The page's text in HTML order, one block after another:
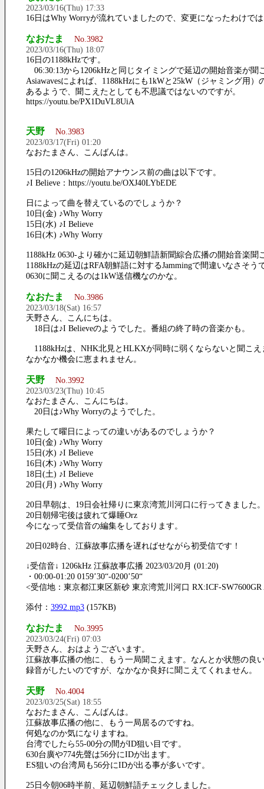
2023/03/16(Thu) 17:33
16日はWhy Worryが流れていましたので、変更になったわけで
なおたま
No.3982
2023/03/16(Thu) 18:07
16日の1188kHzです。
06:30:13から1206kHzと同じタイミングで延辺の開始音楽が聞
Asiawavesによれば、1188kHzにも1kWと25kW（ジャミング用）
あるようで、聞こえたとしても不思議ではないのですが。
https://youtu.be/PX1DuVL8UiA
天野
No.3983
2023/03/17(Fri) 01:20
なおたまさん、こんばんは。
15日の1206kHzの開始アナウンス前の曲は以下です。
♪I Believe：https://youtu.be/OXJ40LYbEDE
日によって曲を替えているのでしょうか？
10日(金) ♪Why Worry
15日(水) ♪I Believe
16日(木) ♪Why Worry
1188kHz 0630-より確かに延辺朝鮮語新聞綜合広播の開始音楽聞
1188kHzの延辺はRFA朝鮮語に対するJammingで間違いなさそう
0630に聞こえるのは1kW送信機なのかな。
なおたま
No.3986
2023/03/18(Sat) 16:57
天野さん、こんにちは。
18日は♪I Believeのようでした。番組の終了時の音楽かも。
1188kHzは、NHK北見とHLKXが同時に弱くならないと聞こえ
なかなか機会に恵まれません。
天野
No.3992
2023/03/23(Thu) 10:45
なおたまさん、こんにちは。
20日は♪Why Worryのようでした。
果たして曜日によっての違いがあるのでしょうか？
10日(金) ♪Why Worry
15日(水) ♪I Believe
16日(木) ♪Why Worry
18日(土) ♪I Believe
20日(月) ♪Why Worry
20日早朝は、19日会社帰りに東京湾荒川河口に行ってきました
20日朝帰宅後は疲れて爆睡Orz
今になって受信音の編集をしております。
20日02時台、江蘇故事広播を遅ればせながら初受信です！
↓受信音↓ 1206kHz 江蘇故事広播 2023/03/20月 (01:20)
・00:00-01:20 0159’30“-0200’50“
<受信地：東京都江東区新砂 東京湾荒川河口 RX:ICF-
添付： 3992.mp3 (157KB)
なおたま
No.3995
2023/03/24(Fri) 07:03
天野さん、おはようございます。
江蘇故事広播の他に、もう一局聞こえます。なんとか状態の良
録音がしたいのですが、なかなか良好に聞こえてくれません。
天野
No.4004
2023/03/25(Sat) 18:55
なおたまさん、こんばんは。
江蘇故事広播の他に、もう一局居るのですね。
何処なのか気になりますね。
台湾でしたら55-00分の間がID狙い目です。
630台廣や774先聲は56分にIDが出ます。
ES狙いの台湾局も56分にIDが出る事が多いです。
25日今朝06時半前、延辺朝鮮語チェックしました。